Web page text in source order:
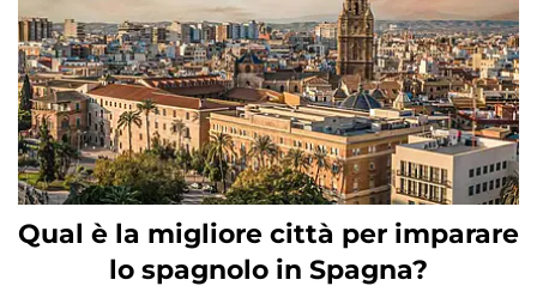
Qual è la migliore città per imparare
lo spagnolo in Spagna?